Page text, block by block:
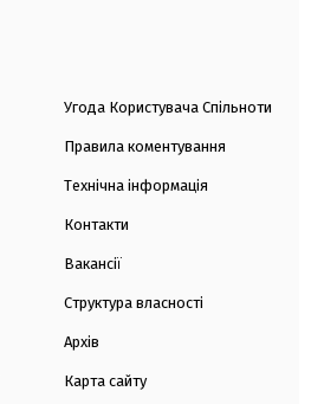
Угода Користувача Спільноти
Правила коментування
Технічна інформація
Контакти
Вакансії
Структура власності
Архів
Карта сайту